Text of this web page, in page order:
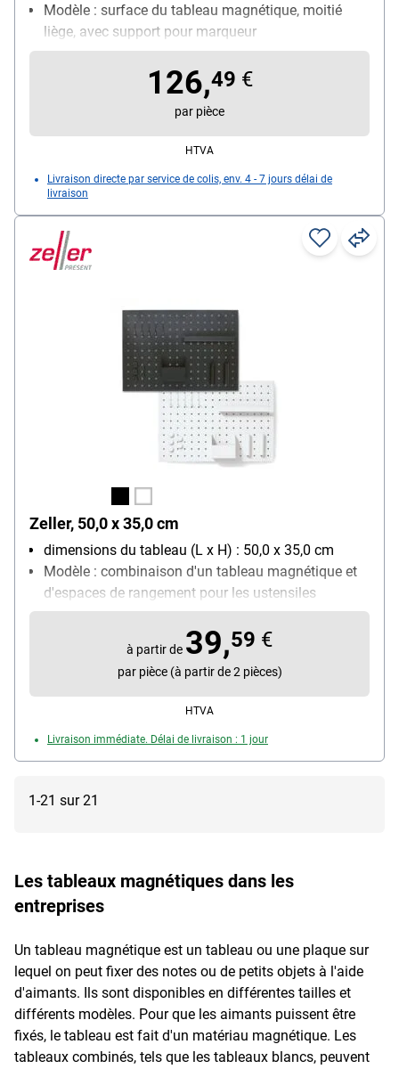
Modèle : surface du tableau magnétique, moitié
liège, avec support pour marqueur
modulaire extensible (O/N) : Non
Tableau aimanté (O/N) : Oui
Avec porte-marqueurs : Oui
126,49 €
par pièce
HTVA
Livraison directe par service de colis, env. 4 - 7 jours délai de
livraison
Zeller, 50,0 x 35,0 cm
dimensions du tableau (L x H) : 50,0 x 35,0 cm
Modèle : combinaison d'un tableau magnétique et
d'espaces de rangement pour les ustensiles
Tableau aimanté (O/N) : Oui
Avec porte-marqueurs : Oui
à partir de 39,59 €
par pièce (à partir de 2 pièces)
HTVA
Livraison immédiate. Délai de livraison : 1 jour
1-21 sur 21
Les tableaux magnétiques dans les
entreprises
Un tableau magnétique est un tableau ou une plaque sur
lequel on peut fixer des notes ou de petits objets à l'aide
d'aimants. Ils sont disponibles en différentes tailles et
différents modèles. Pour que les aimants puissent être
fixés, le tableau est fait d'un matériau magnétique. Les
tableaux combinés, tels que les tableaux blancs, peuvent